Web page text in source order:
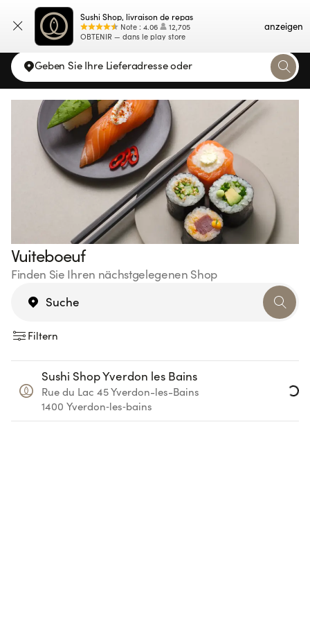
Sushi Shop, livraison de repas
Note : 4.06
12,705
OBTENIR — dans le play store
anzeigen
Karte
Geben Sie Ihre Lieferadresse oder
Vuiteboeuf
Finden Sie Ihren nächstgelegenen Shop
Filtern
Sushi Shop Yverdon les Bains
Rue du Lac 45Yverdon-les-Bains
1400 Yverdon‑les‑bains
Loading...